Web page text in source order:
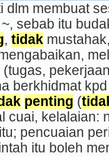
dlm membuat
sebab itu
, tidak
berkhidmat
penting (
cuai, kelalaian:
pencuaian
itu boleh